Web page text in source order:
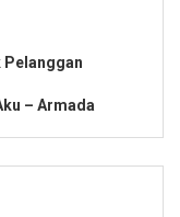
Pelanggan
– Armada